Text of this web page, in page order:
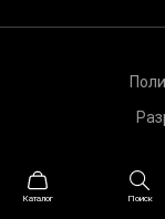
Каталог Поиск